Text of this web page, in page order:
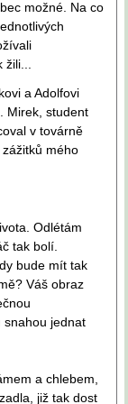
možné. Na co
a Adolfovi
Mirek, student
v továrně
mého
Odlétám
tak bolí.
bude mít tak
Váš obraz
snahou jednat
a chlebem,
již tak dost